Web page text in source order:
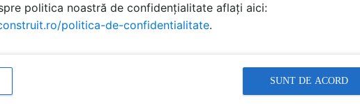
politica noastră de confidențialitate aflați aici:
politica-de-confidentialitate.
SUNT DE ACORD